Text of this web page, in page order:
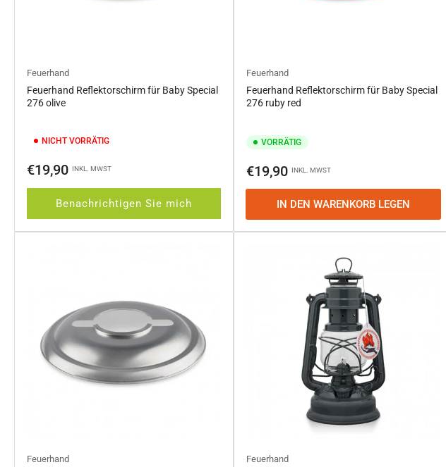
Feuerhand
Feuerhand Reflektorschirm für Baby Special
276 olive
NICHT VORRÄTIG
Normaler
€19,90 INKL. MWST
Benachrichtigen Sie mich
Feuerhand
Feuerhand Reflektorschirm für Baby Special
276 ruby red
VORRÄTIG
Normaler
€19,90 INKL. MWST
IN DEN WARENKORB LEGEN
Feuerhand Feuerhand